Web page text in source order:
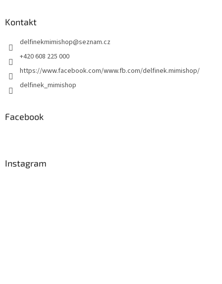
Kontakt
delfinekmimishop@seznam.cz
+420 608 225 000
https://www.facebook.com/www.fb.com/delfinek.mimishop/
delfinek_mimishop
Facebook
Instagram